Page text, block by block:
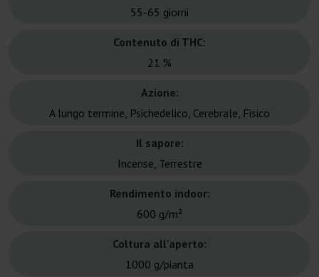
55-65 giorni
Contenuto di THC:
21 %
Azione:
A lungo termine, Psichedelico, Cerebrale, Fisico
Il sapore:
Incense, Terrestre
Rendimento indoor:
600 g/m²
Coltura all'aperto:
1000 g/pianta